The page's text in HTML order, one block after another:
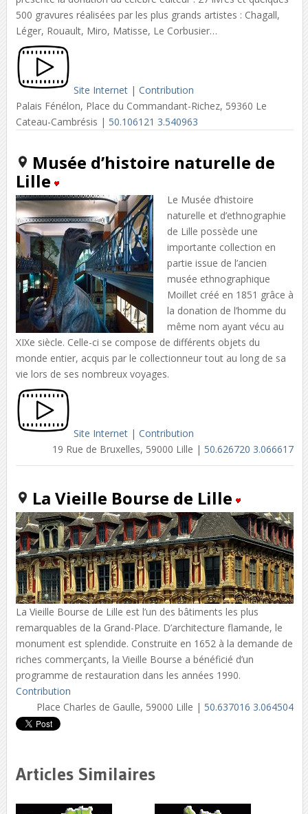
500 gravures réalisées par les plus grands artistes : Chagall,
Léger, Rouault, Miro, Matisse, Le Corbusier…
Site Internet| Contribution
Palais Fénélon, Place du Commandant-Richez, 59360 Le
Cateau-Cambrésis | 50.106121 3.540963
Musée d’histoire naturelle de
Lille
Le Musée d’histoire
naturelle et d’ethnographie
de Lille possède une
importante collection en
partie issue de l’ancien
musée ethnographique
Moillet créé en 1851 grâce à
la donation de l’homme du
même nom ayant vécu au
XIXe siècle. Celle-ci se compose de différents objets du
monde entier, acquis par le collectionneur tout au long de sa
vie lors de ses nombreux voyages.
Site Internet| Contribution
19 Rue de Bruxelles, 59000 Lille | 50.626720 3.066617
La Vieille Bourse de Lille
La Vieille Bourse de Lille est l’un des bâtiments les plus
remarquables de la Grand-Place. D’architecture flamande, le
monument est splendide. Construite en 1652 à la demande de
riches commerçants, la Vieille Bourse a bénéficié d’un
programme de restauration dans les années 1990.
Contribution
Place Charles de Gaulle, 59000 Lille | 50.637016 3.064504
Articles Similaires